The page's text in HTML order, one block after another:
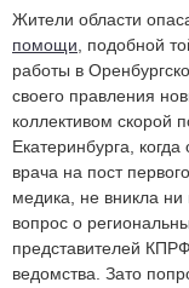
Жители области
помощи , подобной
работы в
своего правления
коллективом скорой
Екатеринбурга,
врача на пост
медика, не вникла
вопрос о
представителей
ведомства. Зато